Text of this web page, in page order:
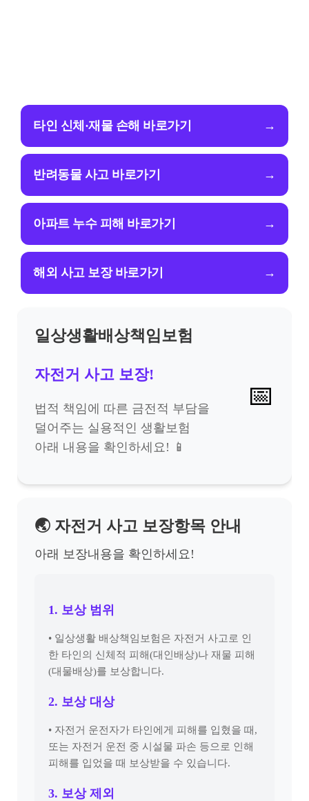
타인 신체·재물 손해 바로가기 →
반려동물 사고 바로가기 →
아파트 누수 피해 바로가기 →
해외 사고 보장 바로가기 →
일상생활배상책임보험
자전거 사고 보장!
법적 책임에 따른 금전적 부담을
덜어주는 실용적인 생활보험
아래 내용을 확인하세요! 📱
📅
🌏 자전거 사고 보장항목 안내
아래 보장내용을 확인하세요!
1. 보상 범위
• 일상생활 배상책임보험은 자전거 사고로 인
한 타인의 신체적 피해(대인배상)나 재물 피해
(대물배상)를 보상합니다.
2. 보상 대상
• 자전거 운전자가 타인에게 피해를 입혔을 때,
또는 자전거 운전 중 시설물 파손 등으로 인해
피해를 입었을 때 보상받을 수 있습니다.
3. 보상 제외